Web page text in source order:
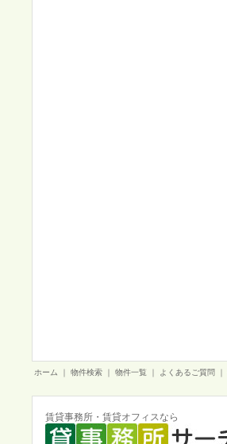
ホーム 物件検索 物件一覧 よくあるご質問
賃貸事務所・賃貸オフィスなら